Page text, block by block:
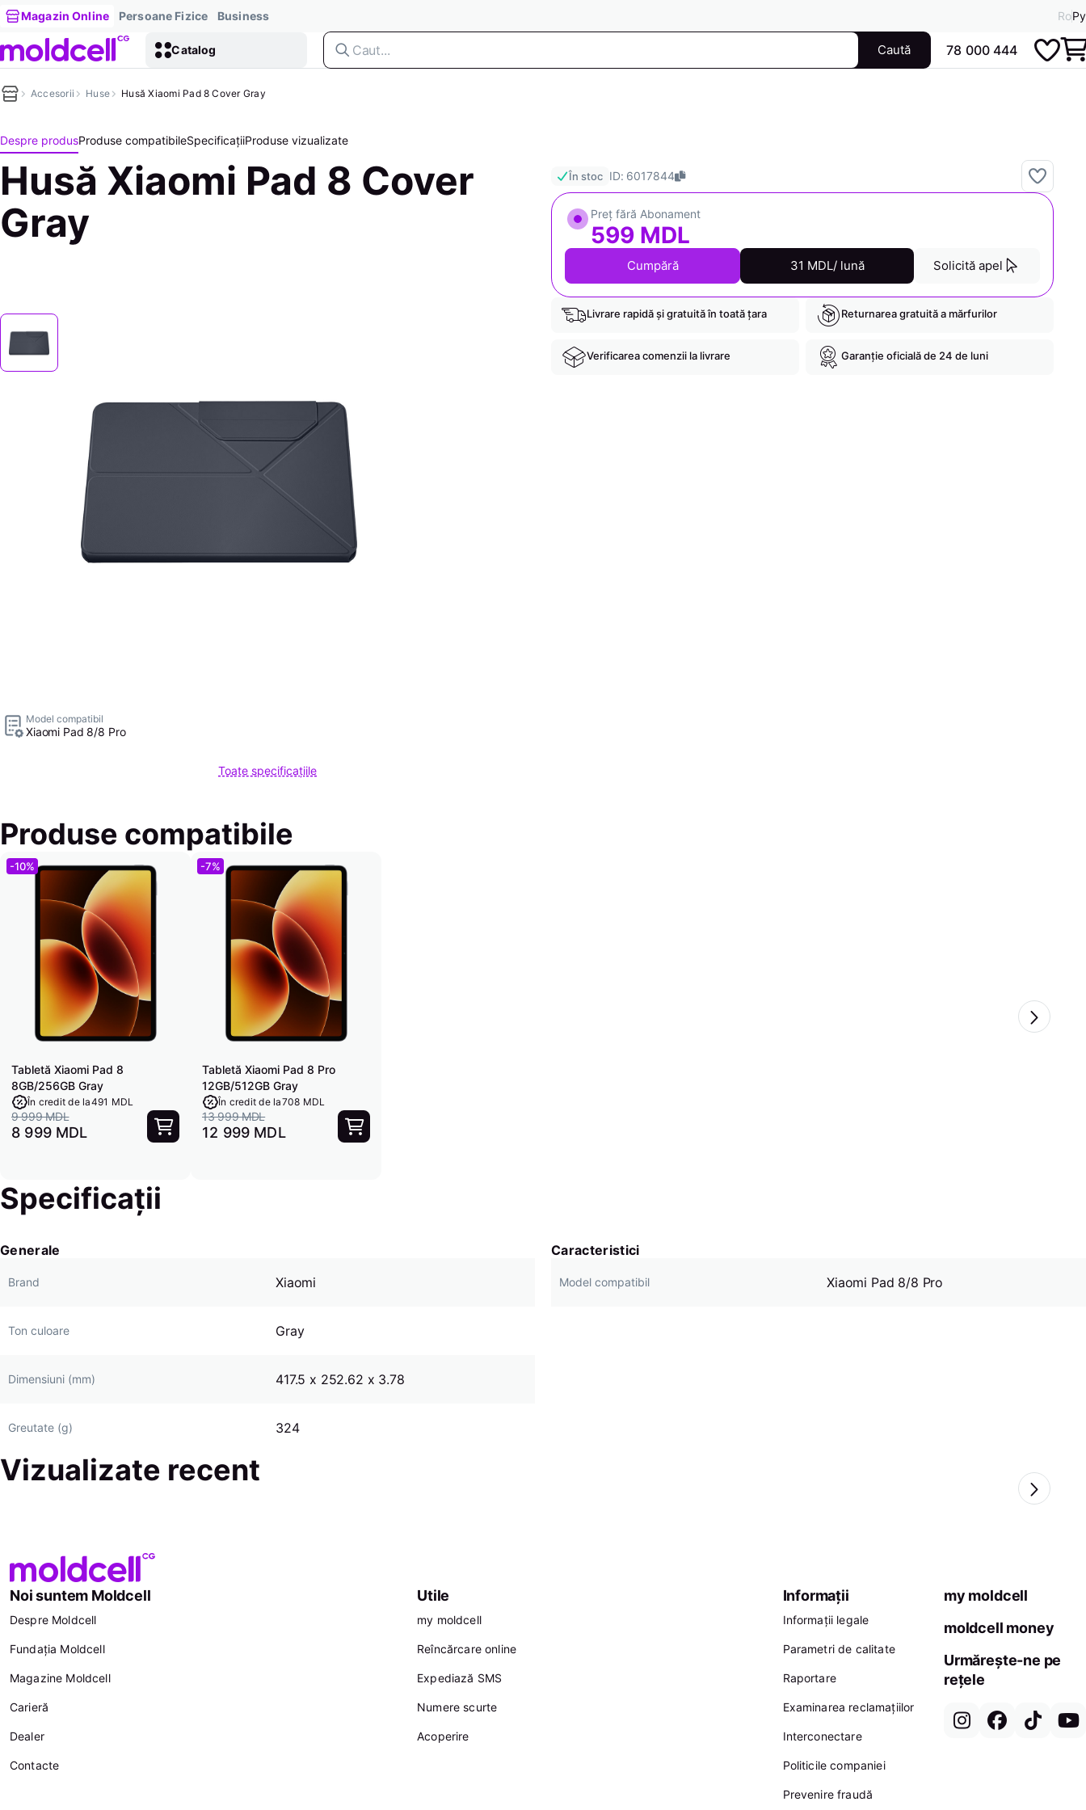
Magazin Online Persoane Fizice Business RoРу
Catalog Caută 78 000 444
Accesorii Huse Husă Xiaomi Pad 8 Cover Gray
Despre produsProduse compatibileSpecificațiiProduse vizualizate
Husă Xiaomi Pad 8 Cover
Gray
Model compatibil
Xiaomi Pad 8/8 Pro
Toate specificațiile
În stoc ID: 6017844
Preț fără Abonament
599 MDL
Cumpără 31 MDL/ lună Solicită apel
Livrare rapidă și gratuită în toată țara Returnarea gratuită a mărfurilor
Verificarea comenzii la livrare Garanție oficială de 24 de luni
Produse compatibile
-10%
Tabletă Xiaomi Pad 8
8GB/256GB Gray
În credit de la491 MDL
9 999 MDL
8 999 MDL
-7%
Tabletă Xiaomi Pad 8 Pro
12GB/512GB Gray
În credit de la708 MDL
13 999 MDL
12 999 MDL
Specificații
Generale
Brand Xiaomi
Ton culoare Gray
Dimensiuni (mm) 417.5 x 252.62 x 3.78
Greutate (g) 324
Caracteristici
Model compatibil Xiaomi Pad 8/8 Pro
Vizualizate recent
Noi suntem Moldcell
Despre Moldcell
Fundația Moldcell
Magazine Moldcell
Carieră
Dealer
Contacte
Utile
my moldcell
Reîncărcare online
Expediază SMS
Numere scurte
Acoperire
Informații
Informații legale
Parametri de calitate
Raportare
Examinarea reclamațiilor
Interconectare
Politicile companiei
Prevenire fraudă
my moldcell
moldcell money
Urmărește-ne pe
rețele